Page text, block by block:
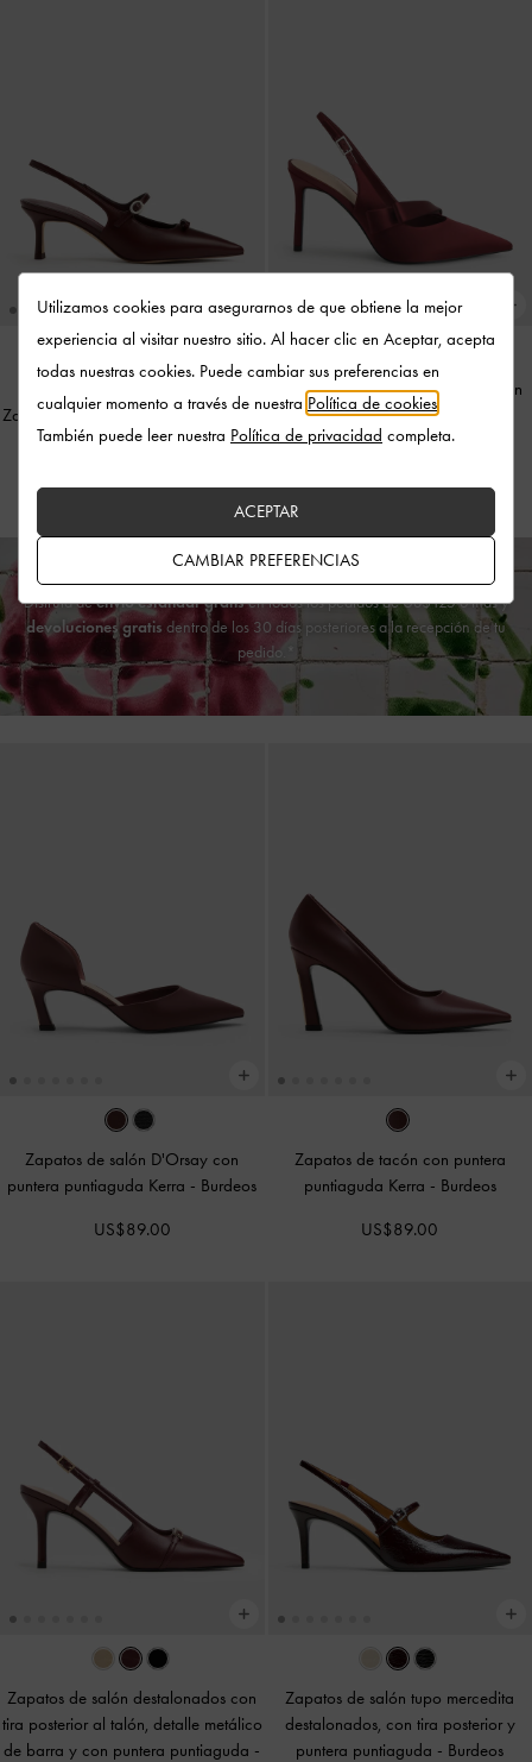
Zapatos slingback Sonali con lazos-
Burdeos
US$79.00
Salones destalonados de satén con
tira plisada-Rojo
Disfruta deenvío estándar gratisen todos los pedidos de US$125 o más y
devoluciones gratis dentro de los 30 días posteriores a la recepción de tu
pedido.*
Zapatos de salón D'Orsay con
puntera puntiaguda Kerra - Burdeos
US$89.00
Zapatos de tacón con puntera
puntiaguda Kerra - Burdeos
US$89.00
Zapatos de salón destalonados con
tira posterior al talón, detalle metálico
de barra y con puntera puntiaguda -
Zapatos de salón tupo mercedita
destalonados, con tira posterior y
puntera puntiaguda - Burdeos
Utilizamos cookies para asegurarnos de que obtiene la mejor
experiencia al visitar nuestro sitio. Al hacer clic en Aceptar, acepta
todas nuestras cookies. Puede cambiar sus preferencias en
cualquier momento a través de nuestra Política de cookies
También puede leer nuestra Política de privacidad completa.
CAMBIAR PREFERENCIAS
ACEPTAR